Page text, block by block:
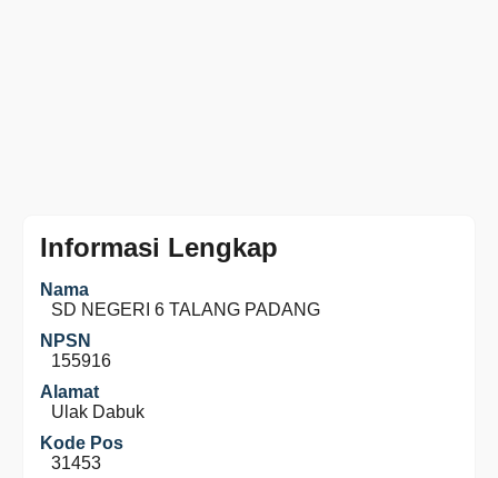
Informasi Lengkap
Nama
SD NEGERI 6 TALANG PADANG
NPSN
155916
Alamat
Ulak Dabuk
Kode Pos
31453